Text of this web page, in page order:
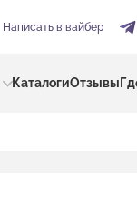
Написать в вайбер
КаталогиОтзывы